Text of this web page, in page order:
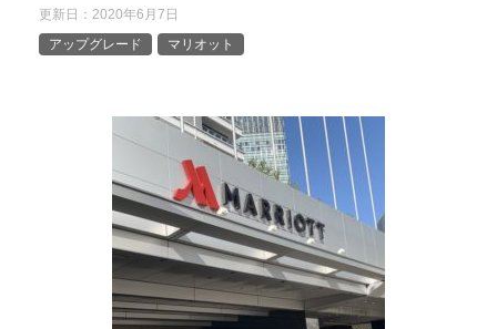
更新日： 2020年6月7日
アップグレード
マリオット